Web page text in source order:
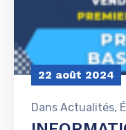
22 août 2024
Dans Actualités‚